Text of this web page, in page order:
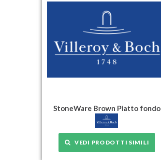
StoneWare Brown Piatto fondo
VEDI PRODOTTI SIMILI